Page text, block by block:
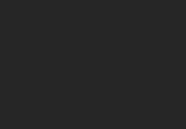
Kunstwerk zum
Verzögerung
längst überfällige